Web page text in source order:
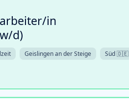
in
d)
Geislingen an der Steige
Süd 🇩🇪